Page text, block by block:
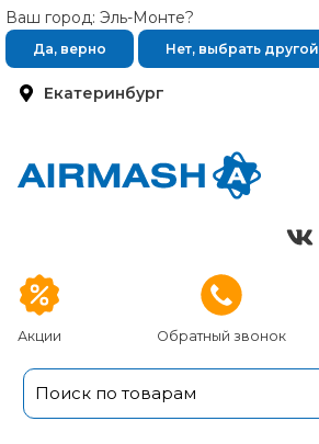
Екатеринбург
Ваш город: Эль-Монте?
Да, верно Нет, выбрать другой
Акции Обратный звонок